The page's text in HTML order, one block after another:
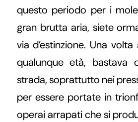
questo periodo per i
gran brutta aria, siete
via d’estinzione. Una
qualunque età, bastava
strada, soprattutto nei
per essere portate in
operai arrapati che si